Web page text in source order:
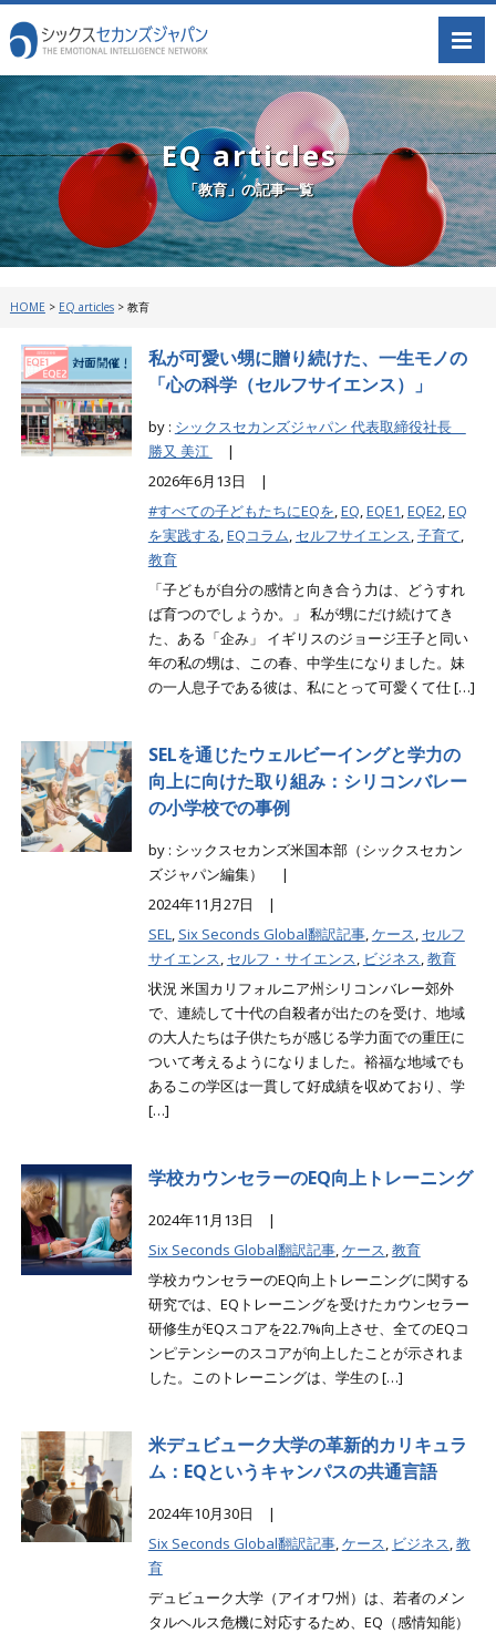
EQ articles
「教育」の記事一覧
HOME > EQ articles> 教育
私が可愛い甥に贈り続けた、一生モノの
「心の科学（セルフサイエンス）」
by : シックスセカンズジャパン 代表取締役社長
勝又 美江
|
2026年6月13日 |
#すべての子どもたちにEQを,EQ,EQE1,EQE2,EQ
を実践する,EQコラム, セルフサイエンス,子育て,
教育
「子どもが自分の感情と向き合う力は、どうすれ
ば育つのでしょうか。」 私が甥にだけ続けてき
た、ある「企み」 イギリスのジョージ王子と同い
年の私の甥は、この春、中学生になりました。妹
の一人息子である彼は、私にとって可愛くて仕 […]
SELを通じたウェルビーイングと学力の
向上に向けた取り組み：シリコンバレー
の小学校での事例
by : シックスセカンズ米国本部（シックスセカン
ズジャパン編集） |
2024年11月27日 |
SEL, Six Seconds Global翻訳記事,ケース, セルフ
サイエンス, セルフ・サイエンス, ビジネス,教育
状況 米国カリフォルニア州シリコンバレー郊外
で、連続して十代の自殺者が出たのを受け、地域
の大人たちは子供たちが感じる学力面での重圧に
ついて考えるようになりました。裕福な地域でも
あるこの学区は一貫して好成績を収めており、学
[…]
学校カウンセラーのEQ向上トレーニング
2024年11月13日 |
Six Seconds Global翻訳記事,ケース,教育
学校カウンセラーのEQ向上トレーニングに関する
研究では、EQトレーニングを受けたカウンセラー
研修生がEQスコアを22.7%向上させ、全てのEQコ
ンピテンシーのスコアが向上したことが示されま
した。このトレーニングは、学生の […]
米デュビューク大学の革新的カリキュラ
ム：EQというキャンパスの共通言語
2024年10月30日 |
Six Seconds Global翻訳記事, ケース ビジネス 教
育
デュビューク大学（アイオワ州）は、若者のメン
タルヘルス危機に対応するため、EQ（感情知能）